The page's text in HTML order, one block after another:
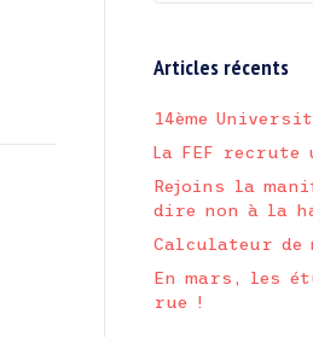
Articles récents
14ème
La FEF recrute
Rejoins la
dire non à la
Calculateur de
En mars, les
rue !